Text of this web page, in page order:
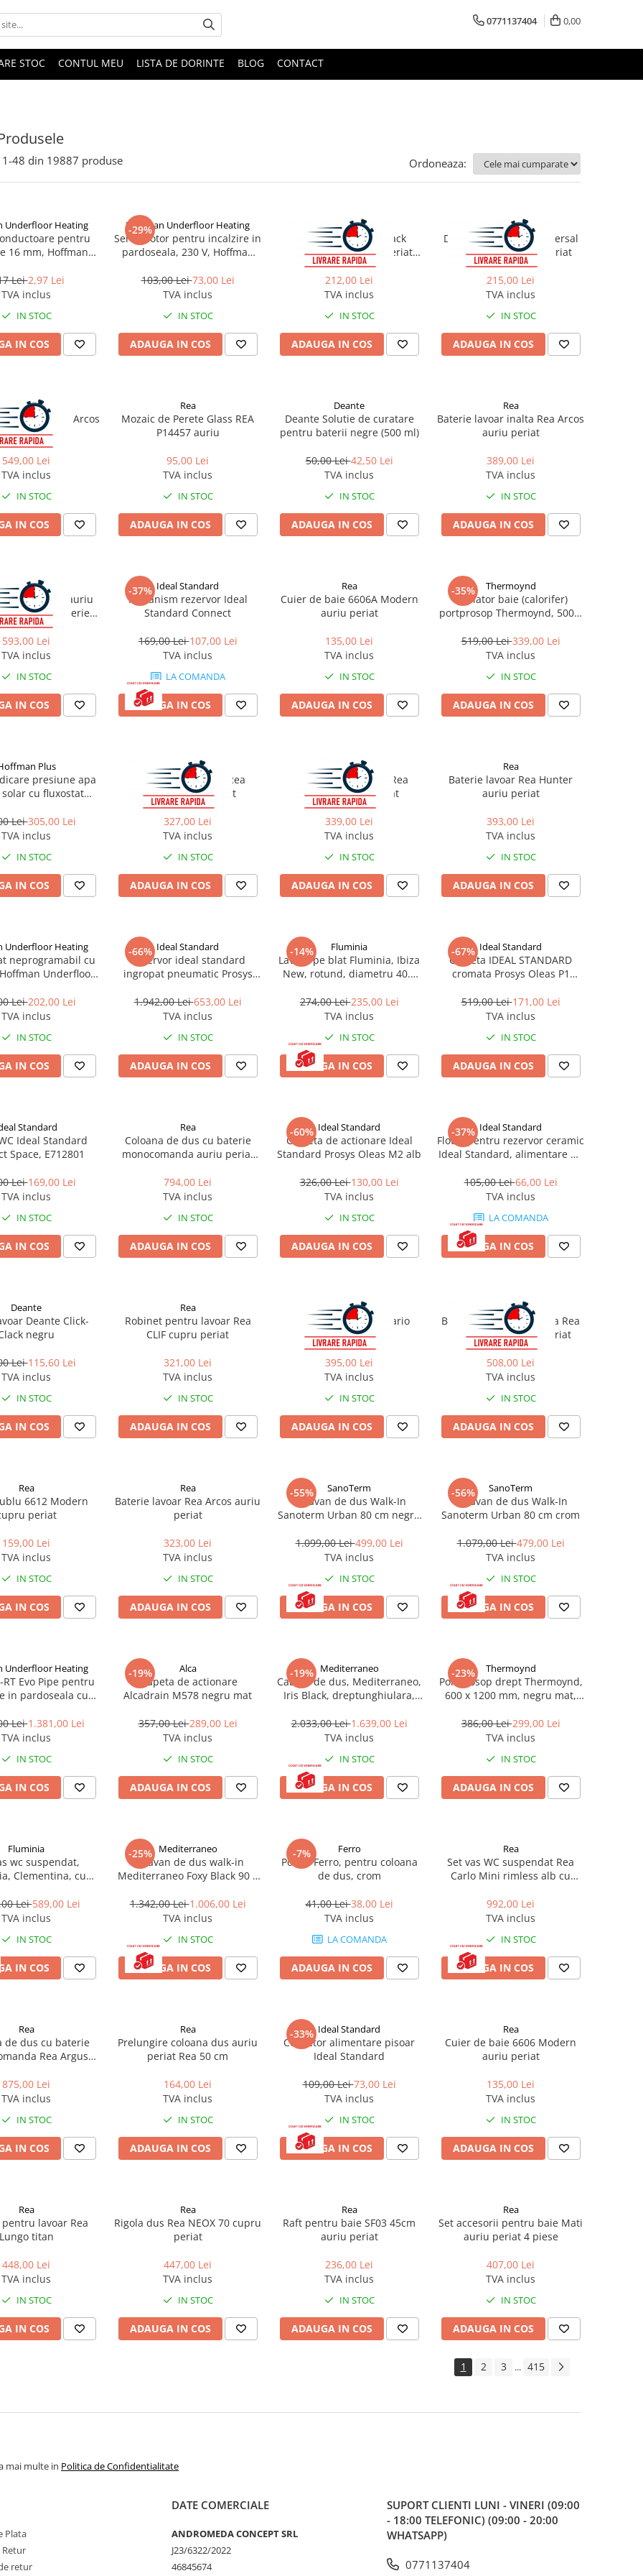
0771137404 0,00
STOC CONTUL MEU LISTA DE DORINTE BLOG CONTACT
1-48 din 19887 produse Ordoneaza:
Underfloor Heating
pentru
16 mm, Hoffman
Lei2,97 Lei
TVA inclus
IN STOC
IN COS
-29%
Hoffman Underfloor Heating
Servomotor pentru incalzire in
pardoseala, 230 V, Hoffman
103,00 Lei73,00 Lei
TVA inclus
IN STOC
ADAUGA IN COS
Rea
Ventil lavoar Click-Clack
universal auriu mat/periat
Rea
212,00 Lei
TVA inclus
IN STOC
ADAUGA IN COS
Rea
Dop pentru lavoar universal
clic-clac Rea cupru periat
215,00 Lei
TVA inclus
IN STOC
ADAUGA IN COS
Rea
cada Rea Arcos
periat
549,00 Lei
TVA inclus
IN STOC
IN COS
Rea
Mozaic de Perete Glass REA
P14457 auriu
95,00 Lei
TVA inclus
IN STOC
ADAUGA IN COS
Deante
Deante Solutie de curatare
pentru baterii negre (500 ml)
50,00 Lei42,50 Lei
TVA inclus
IN STOC
ADAUGA IN COS
Rea
Baterie lavoar inalta Rea Arcos
auriu periat
389,00 Lei
TVA inclus
IN STOC
ADAUGA IN COS
Rea
cu baterie auriu
Loop cu baterie
incastrata
593,00 Lei
TVA inclus
IN STOC
IN COS
-37% Ideal Standard
Mecanism rezervor Ideal
Standard Connect
169,00 Lei107,00 Lei
TVA inclus
LA COMANDA
ADAUGA IN COS
Rea
Cuier de baie 6606A Modern
auriu periat
135,00 Lei
TVA inclus
IN STOC
ADAUGA IN COS
-35% Thermoynd
Radiator baie (calorifer)
portprosop Thermoynd, 500 x
accesorii incluse
519,00 Lei339,00 Lei
TVA inclus
IN STOC
ADAUGA IN COS
Plus
presiune apa
cu fluxostat
Lei305,00 Lei
TVA inclus
IN STOC
IN COS
Rea
Baterie pentru baie Rea
Ontario auriu periat
327,00 Lei
TVA inclus
IN STOC
ADAUGA IN COS
Rea
Baterie lavoar inalta Rea
Ontario cupru periat
339,00 Lei
TVA inclus
IN STOC
ADAUGA IN COS
Rea
Baterie lavoar Rea Hunter
auriu periat
393,00 Lei
TVA inclus
IN STOC
ADAUGA IN COS
Underfloor Heating
neprogramabil cu
Underfloor
Lei202,00 Lei
TVA inclus
IN STOC
IN COS
-66% Ideal Standard
Rezervor ideal standard
ingropat pneumatic Prosys
1.942,00 Lei653,00 Lei
TVA inclus
IN STOC
ADAUGA IN COS
-14% Fluminia
Lavoar pe blat Fluminia, Ibiza
New, rotund, diametru 40.5
274,00 Lei235,00 Lei
TVA inclus
IN STOC
ADAUGA IN COS
-67% Ideal Standard
Clapeta IDEAL STANDARD
cromata Prosys Oleas P1
519,00 Lei171,00 Lei
TVA inclus
IN STOC
ADAUGA IN COS
Standard
Ideal Standard
Space, E712801
Lei169,00 Lei
TVA inclus
IN STOC
IN COS
Rea
Coloana de dus cu baterie
monocomanda auriu periat
794,00 Lei
TVA inclus
IN STOC
ADAUGA IN COS
-60% Ideal Standard
Clapeta de actionare Ideal
Standard Prosys Oleas M2 alb
326,00 Lei130,00 Lei
TVA inclus
IN STOC
ADAUGA IN COS
-37% Ideal Standard
Flotor pentru rezervor ceramic
Ideal Standard, alimentare de
105,00 Lei66,00 Lei
TVA inclus
LA COMANDA
ADAUGA IN COS
Deante
Deante Click-
negru
Lei115,60 Lei
TVA inclus
IN STOC
IN COS
Rea
Robinet pentru lavoar Rea
CLIF cupru periat
321,00 Lei
TVA inclus
IN STOC
ADAUGA IN COS
Rea
Baterie cadă REA Ontario
auriu periat
395,00 Lei
TVA inclus
IN STOC
ADAUGA IN COS
Rea
Baterie lavoar incastrata Rea
Argon + BOX auriu periat
508,00 Lei
TVA inclus
IN STOC
ADAUGA IN COS
Rea
6612 Modern
periat
159,00 Lei
TVA inclus
IN STOC
IN COS
Rea
Baterie lavoar Rea Arcos auriu
periat
323,00 Lei
TVA inclus
IN STOC
ADAUGA IN COS
-55% SanoTerm
Paravan de dus Walk-In
Sanoterm Urban 80 cm negru
1.099,00 Lei499,00 Lei
TVA inclus
IN STOC
ADAUGA IN COS
-56% SanoTerm
Paravan de dus Walk-In
Sanoterm Urban 80 cm crom
1.079,00 Lei479,00 Lei
TVA inclus
IN STOC
ADAUGA IN COS
Underfloor Heating
RT Evo Pipe pentru
in pardoseala cu
in Romania,
colac 500 ml,
Lei1.381,00 Lei
TVA inclus
IN STOC
IN COS
-19% Alca
Clapeta de actionare
Alcadrain M578 negru mat
357,00 Lei289,00 Lei
TVA inclus
IN STOC
ADAUGA IN COS
-19% Mediterraneo
Cabina de dus, Mediterraneo,
Iris Black, dreptunghiulara,
negru
2.033,00 Lei1.639,00 Lei
TVA inclus
IN STOC
ADAUGA IN COS
-23% Thermoynd
Portprosop drept Thermoynd,
600 x 1200 mm, negru mat,
incluse
386,00 Lei299,00 Lei
TVA inclus
IN STOC
ADAUGA IN COS
Fluminia
wc suspendat,
Clementina, cu
close, alb
Lei589,00 Lei
TVA inclus
IN STOC
IN COS
-25% Mediterraneo
Paravan de dus walk-in
Mediterraneo Foxy Black 90 x
periat
1.342,00 Lei1.006,00 Lei
TVA inclus
IN STOC
ADAUGA IN COS
-7% Ferro
Polita, Ferro, pentru coloana
de dus, crom
41,00 Lei38,00 Lei
TVA inclus
LA COMANDA
ADAUGA IN COS
Rea
Set vas WC suspendat Rea
Carlo Mini rimless alb cu
992,00 Lei
TVA inclus
IN STOC
ADAUGA IN COS
Rea
de dus cu baterie
Rea Argus
875,00 Lei
TVA inclus
IN STOC
IN COS
Rea
Prelungire coloana dus auriu
periat Rea 50 cm
164,00 Lei
TVA inclus
IN STOC
ADAUGA IN COS
-33% Ideal Standard
Conector alimentare pisoar
Ideal Standard
109,00 Lei73,00 Lei
TVA inclus
IN STOC
ADAUGA IN COS
Rea
Cuier de baie 6606 Modern
auriu periat
135,00 Lei
TVA inclus
IN STOC
ADAUGA IN COS
Rea
lavoar Rea
Lungo titan
448,00 Lei
TVA inclus
IN STOC
IN COS
Rea
Rigola dus Rea NEOX 70 cupru
periat
447,00 Lei
TVA inclus
IN STOC
ADAUGA IN COS
Rea
Raft pentru baie SF03 45cm
auriu periat
236,00 Lei
TVA inclus
IN STOC
ADAUGA IN COS
Rea
Set accesorii pentru baie Mati
auriu periat 4 piese
407,00 Lei
TVA inclus
IN STOC
ADAUGA IN COS
1 2 3 ... 415
mai multe in Politica de Confidentialitate
Plata
Retur
retur
DATE COMERCIALE
ANDROMEDA CONCEPT SRL
J23/6322/2022
46845674
SUPORT CLIENTI LUNI - VINERI (09:00
- 18:00 TELEFONIC) (09:00 - 20:00
WHATSAPP)
0771137404